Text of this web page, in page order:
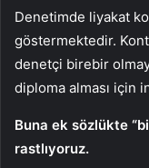
Denetimde liyakat
göstermektedir.
denetçi birebir
diploma alması için
Buna ek sözlükte
rastlıyoruz.